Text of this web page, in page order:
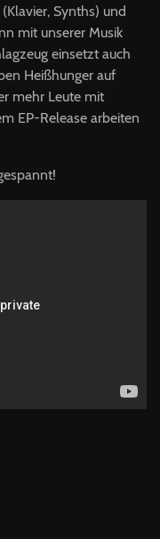
Synths) und
mit unserer Musik
einsetzt auch
Heißhunger auf
mehr Leute mit
EP-Release arbeiten